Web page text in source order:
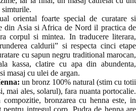
simturile.
oriental foarte special de curatare si
din Asia si Africa de Nord il practica de
corpul si mintea. In traducere literara,
caldurii” si respecta cinci etape
cu sapun negru traditional marocan,
kassa, clatire cu apa din abundenta,
masaj cu ulei de argan.
un bronz 100% natural (stim cu totii
mai ales, solarul), fara nuanta portocalie.
bronzarea cu henna este, in
pentru intregul corp. Pudra de henna are